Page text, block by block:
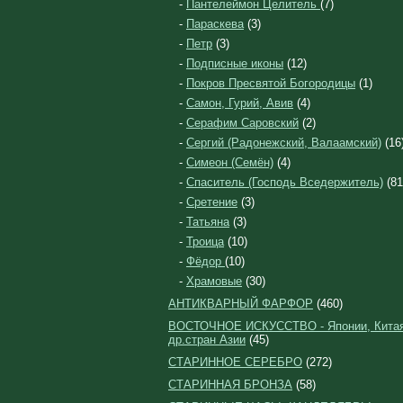
- Пантелеймон Целитель (7)
- Параскева(3)
- Петр (3)
- Подписные иконы (12)
- Покров Пресвятой Богородицы (1)
- Самон, Гурий, Авив (4)
- Серафим Саровский (2)
- Сергий (Радонежский, Валаамский)
- Симеон (Семён) (4)
- Спаситель (Господь Вседержитель)
- Сретение (3)
- Татьяна(3)
- Троица(10)
- Фёдор (10)
- Храмовые (30)
АНТИКВАРНЫЙ ФАРФОР (460)
ВОСТОЧНОЕ ИСКУССТВО - Японии,
др.стран Азии (45)
СТАРИННОЕ СЕРЕБРО (272)
СТАРИННАЯ БРОНЗА (58)